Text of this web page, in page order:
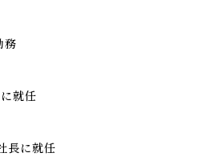
務
就任
長に就任